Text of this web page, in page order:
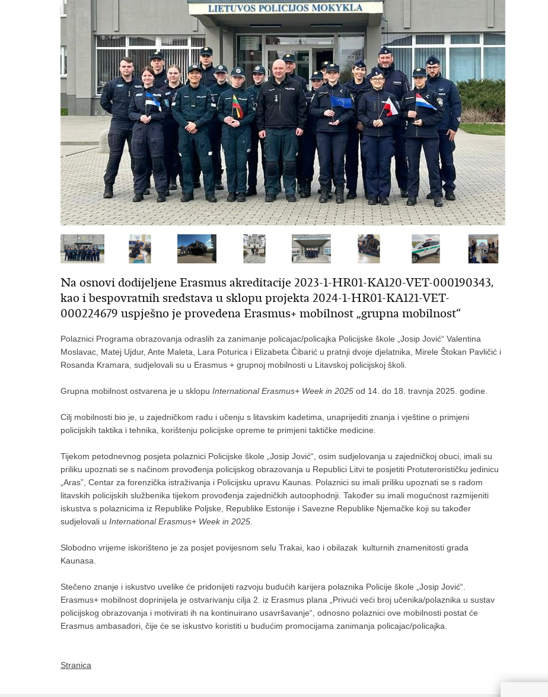
Na osnovi dodijeljene Erasmus akreditacije 2023-1-HR01-KA120-VET-000190343,
kao i bespovratnih sredstava u sklopu projekta 2024-1-HR01-KA121-VET-
000224679 uspješno je provedena Erasmus+ mobilnost „grupna mobilnost“
Polaznici Programa obrazovanja odraslih za zanimanje policajac/policajka Policijske škole „Josip Jović“ Valentina
Moslavac, Matej Ujdur, Ante Maleta, Lara Poturica i Elizabeta Ćibarić u pratnji dvoje djelatnika, Mirele Štokan Pavličić i
Rosanda Kramara, sudjelovali su u Erasmus + grupnoj mobilnosti u Litavskoj policijskoj školi.
Grupna mobilnost ostvarena je u sklopu International Erasmus+ Week in 2025 od 14. do 18. travnja 2025. godine.
Cilj mobilnosti bio je, u zajedničkom radu i učenju s litavskim kadetima, unaprijediti znanja i vještine o primjeni
policijskih taktika i tehnika, korištenju policijske opreme te primjeni taktičke medicine.
Tijekom petodnevnog posjeta polaznici Policijske škole „Josip Jović“, osim sudjelovanja u zajedničkoj obuci, imali su
priliku upoznati se s načinom provođenja policijskog obrazovanja u Republici Litvi te posjetiti Protuterorističku jedinicu
„Aras”, Centar za forenzička istraživanja i Policijsku upravu Kaunas. Polaznici su imali priliku upoznati se s radom
litavskih policijskih službenika tijekom provođenja zajedničkih autoophodnji. Također su imali mogućnost razmijeniti
iskustva s polaznicima iz Republike Poljske, Republike Estonije i Savezne Republike Njemačke koji su također
sudjelovali u International Erasmus+ Week in 2025.
Slobodno vrijeme iskorišteno je za posjet povijesnom selu Trakai, kao i obilazak kulturnih znamenitosti grada
Kaunasa.
Stečeno znanje i iskustvo uvelike će pridonijeti razvoju budućih karijera polaznika Policije škole „Josip Jović“.
Erasmus+ mobilnost doprinijela je ostvarivanju cilja 2. iz Erasmus plana „Privući veći broj učenika/polaznika u sustav
policijskog obrazovanja i motivirati ih na kontinuirano usavršavanje“, odnosno polaznici ove mobilnosti postat će
Erasmus ambasadori, čije će se iskustvo koristiti u budućim promocijama zanimanja policajac/policajka.
Stranica